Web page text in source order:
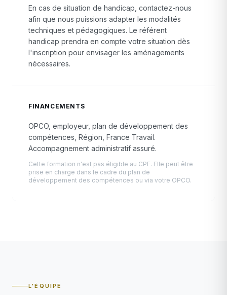
En cas de situation de handicap, contactez-nous
afin que nous puissions adapter les modalités
techniques et pédagogiques. Le référent
handicap prendra en compte votre situation dès
l'inscription pour envisager les aménagements
nécessaires.
FINANCEMENTS
OPCO, employeur, plan de développement des
compétences, Région, France Travail.
Accompagnement administratif assuré.
Cette formation n'est pas éligible au CPF. Elle peut être
prise en charge dans le cadre du plan de
développement des compétences ou via votre OPCO.
L'ÉQUIPE